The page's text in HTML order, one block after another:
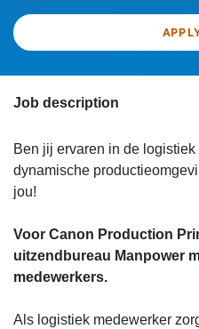
Job description
Ben jij ervaren in de
dynamische
jou!
Voor Canon Production
uitzendbureau Manpower
medewerkers.
Als logistiek medewerker